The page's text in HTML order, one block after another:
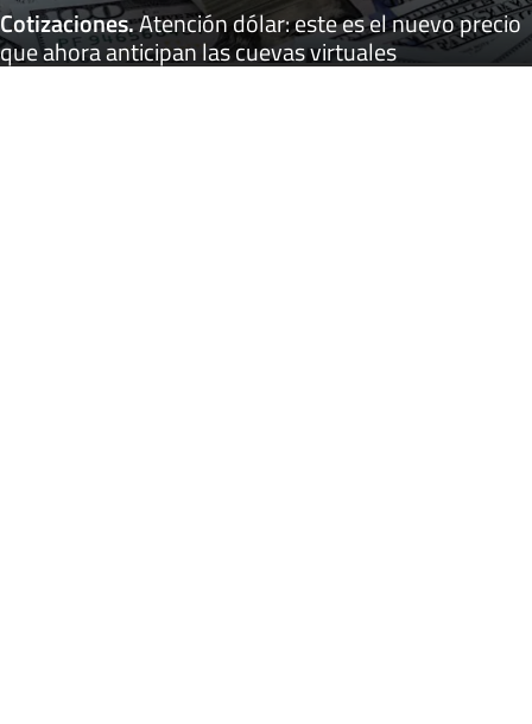
Cotizaciones.Atención dólar: este es el nuevo precio
que ahora anticipan las cuevas virtuales